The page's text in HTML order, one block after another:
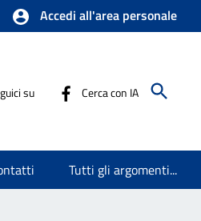
Accedi all'area personale
su Cerca con IA
Tutti gli argomenti...